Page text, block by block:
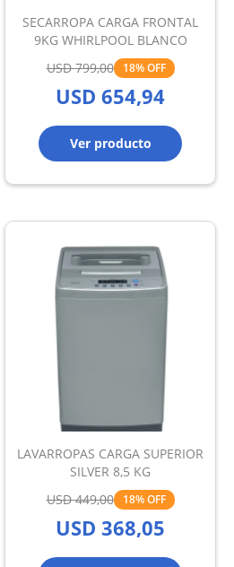
SECARROPA CARGA FRONTAL
9KG WHIRLPOOL BLANCO
USD 799,00 18
USD 654,94
LAVARROPAS CARGA SUPERIOR
SILVER 8,5 KG
USD 449,00 18
USD 368,05